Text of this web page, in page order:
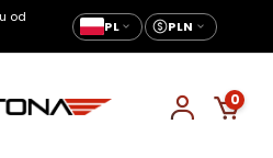
od
PL PLN
0